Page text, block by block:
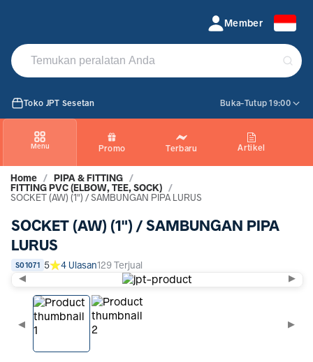
SOCKET (AW) (1) SAMBUNGAN PIPA LURUS
Member
Toko JPT Sesetan Buka-Tutup 19:00
Menu Promo Terbaru Artikel
Home / PIPA & FITTING /
FITTING PVC (ELBOW, TEE, SOCK) /
SOCKET (AW) (1") / SAMBUNGAN PIPA LURUS
◀ ▶
◀ ▶
SOCKET (AW) (1") / SAMBUNGAN PIPA
LURUS
S01071 5 4 Ulasan129 Terjual